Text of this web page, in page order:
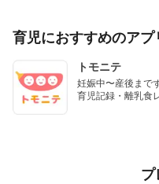
育児におすすめのアプ
トモニテ
妊娠中〜産後まで
育児記録・離乳食
プ